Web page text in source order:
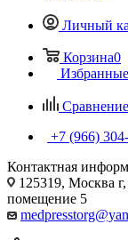
Личный
Корзина0
+7 (966)
Контактная
125319, Москва
помещение 5